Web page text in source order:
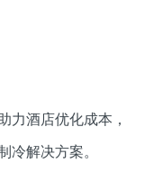
力酒店优化成本，
解决方案。